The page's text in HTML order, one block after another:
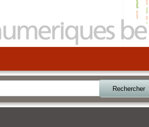
Rechercher